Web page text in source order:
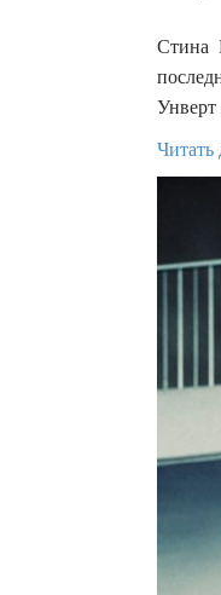
Стина
Унверт
Читать